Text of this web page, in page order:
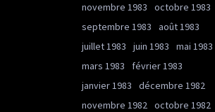
novembre 1983
octobre 1983
septembre 1983
août 1983
juillet 1983
juin 1983
mai 1983
mars 1983
février 1983
janvier 1983
décembre 1982
novembre 1982 octobre 1982